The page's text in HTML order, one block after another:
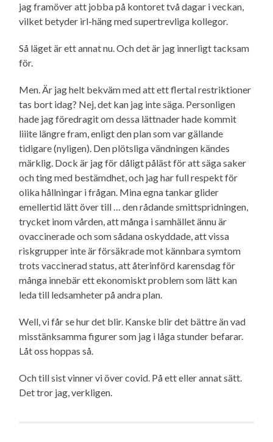
jag framöver att jobba på kontoret två dagar i veckan,
vilket betyder irl-häng med supertrevliga kollegor.
Så läget är ett annat nu. Och det är jag innerligt tacksam
för.
Men. Är jag helt bekväm med att ett flertal restriktioner
tas bort idag? Nej, det kan jag inte säga. Personligen
hade jag föredragit om dessa lättnader hade kommit
liiite längre fram, enligt den plan som var gällande
tidigare (nyligen). Den plötsliga vändningen kändes
märklig. Dock är jag för dåligt påläst för att säga saker
och ting med bestämdhet, och jag har full respekt för
olika hållningar i frågan. Mina egna tankar glider
emellertid lätt över till … den rådande smittspridningen,
trycket inom vården, att många i samhället ännu är
ovaccinerade och som sådana oskyddade, att vissa
riskgrupper inte är försäkrade mot kännbara symtom
trots vaccinerad status, att återinförd karensdag för
många innebär ett ekonomiskt problem som lätt kan
leda till ledsamheter på andra plan.
Well, vi får se hur det blir. Kanske blir det bättre än vad
misstänksamma figurer som jag i låga stunder befarar.
Låt oss hoppas så.
Och till sist vinner vi över covid. På ett eller annat sätt.
Det tror jag, verkligen.